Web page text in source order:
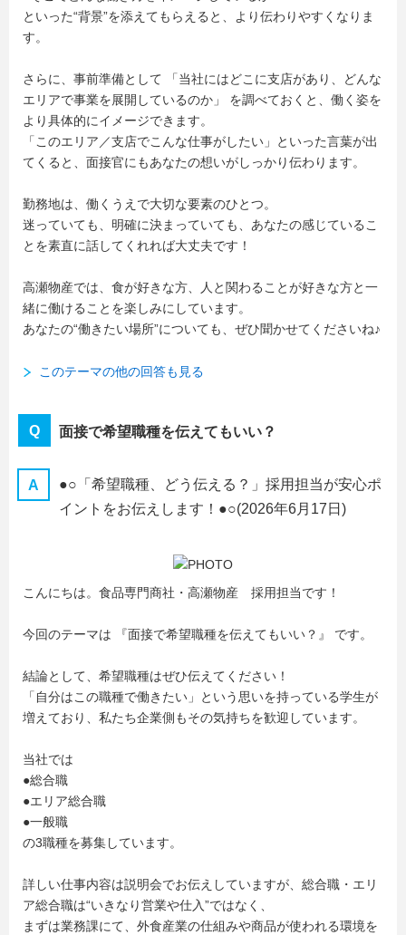
といった“背景”を添えてもらえると、より伝わりやすくなりま
す。
さらに、事前準備として 「当社にはどこに支店があり、どんな
エリアで事業を展開しているのか」 を調べておくと、働く姿を
より具体的にイメージできます。
「このエリア／支店でこんな仕事がしたい」といった言葉が出
てくると、面接官にもあなたの想いがしっかり伝わります。
勤務地は、働くうえで大切な要素のひとつ。
迷っていても、明確に決まっていても、あなたの感じているこ
とを素直に話してくれれば大丈夫です！
高瀬物産では、食が好きな方、人と関わることが好きな方と一
緒に働けることを楽しみにしています。
あなたの“働きたい場所”についても、ぜひ聞かせてくださいね♪
このテーマの他の回答も見る
面接で希望職種を伝えてもいい？
●○「希望職種、どう伝える？」採用担当が安心ポ
イントをお伝えします！●○(2026年6月17日)
こんにちは。食品専門商社・高瀬物産 採用担当です！
今回のテーマは 『面接で希望職種を伝えてもいい？』 です。
結論として、希望職種はぜひ伝えてください！
「自分はこの職種で働きたい」という思いを持っている学生が
増えており、私たち企業側もその気持ちを歓迎しています。
当社では
●総合職
●エリア総合職
●一般職
の3職種を募集しています。
詳しい仕事内容は説明会でお伝えしていますが、総合職・エリ
ア総合職は“いきなり営業や仕入”ではなく、
まずは業務課にて、外食産業の仕組みや商品が使われる環境を